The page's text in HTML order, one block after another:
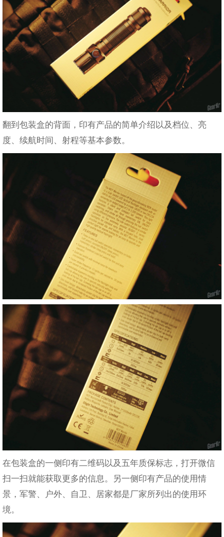
翻到包装盒的背面，印有产品的简单介绍以及档位、亮
度、续航时间、射程等基本参数。
在包装盒的一侧印有二维码以及五年质保标志，打开微信
扫一扫就能获取更多的信息。另一侧印有产品的使用情
景，军警、户外、自卫、居家都是厂家所列出的使用环
境。